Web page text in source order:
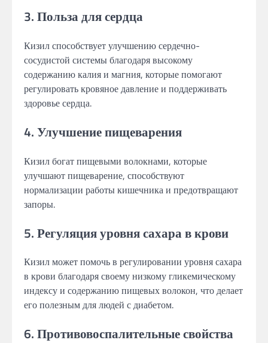
3. Польза для сердца
Кизил способствует улучшению сердечно-
сосудистой системы благодаря высокому
содержанию калия и магния, которые помогают
регулировать кровяное давление и поддерживать
здоровье сердца.
4. Улучшение пищеварения
Кизил богат пищевыми волокнами, которые
улучшают пищеварение, способствуют
нормализации работы кишечника и предотвращают
запоры.
5. Регуляция уровня сахара в крови
Кизил может помочь в регулировании уровня сахара
в крови благодаря своему низкому гликемическому
индексу и содержанию пищевых волокон, что делает
его полезным для людей с диабетом.
6. Противовоспалительные свойства